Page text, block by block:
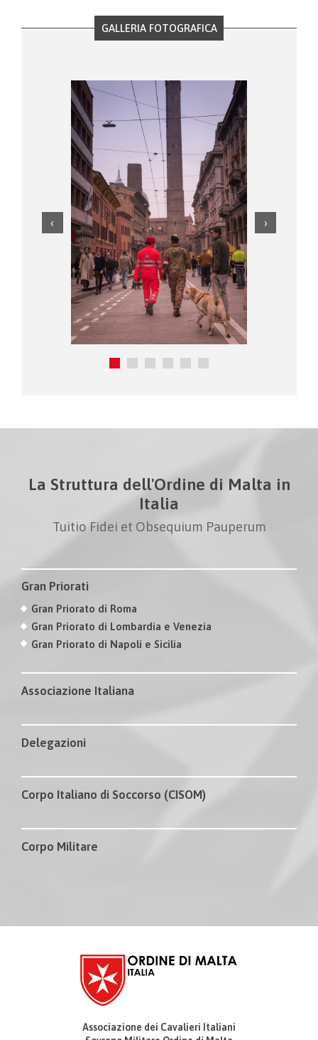
GALLERIA FOTOGRAFICA
La Struttura dell'Ordine di Malta in
Italia
Tuitio Fidei et Obsequium Pauperum
Gran Priorati
Gran Priorato di Roma
Gran Priorato di Lombardia e Venezia
Gran Priorato di Napoli e Sicilia
Associazione Italiana
Delegazioni
Corpo Italiano di Soccorso (CISOM)
Corpo Militare
Associazione dei Cavalieri Italiani